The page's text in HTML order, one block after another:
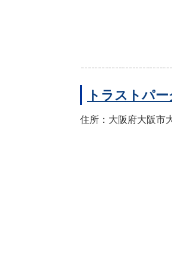
トラストパ
住所：大阪府大阪市